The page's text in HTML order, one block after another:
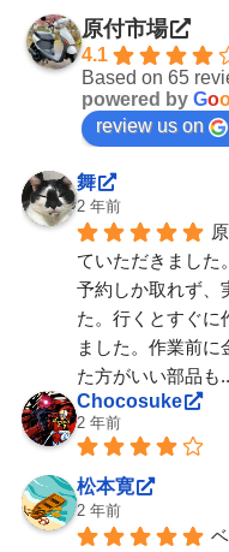
原付市場
4.1
Based on 65
powered by Go
review us on
舞
2 年前
ていただきました
予約しか取れず、
た。行くとすぐに
ました。作業前に
た方がいい部品も
Chocosuke
2 年前
松本寛
2 年前